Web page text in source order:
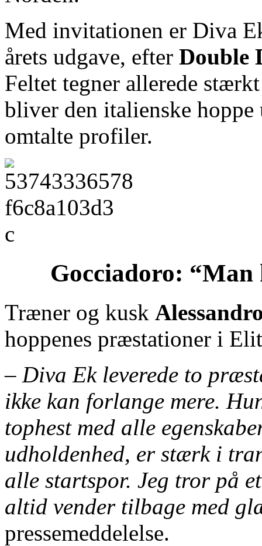
Med invitationen er Diva
årets udgave, efter Double
Feltet tegner allerede
bliver den italienske
omtalte profiler.
Gocciadoro:
Træner og kusk
hoppenes præstationer i
– Diva Ek leverede to
ikke kan forlange mere.
tophest med alle
udholdenhed, er stærk i
alle startspor. Jeg tror på
altid vender tilbage med
pressemeddelelse.